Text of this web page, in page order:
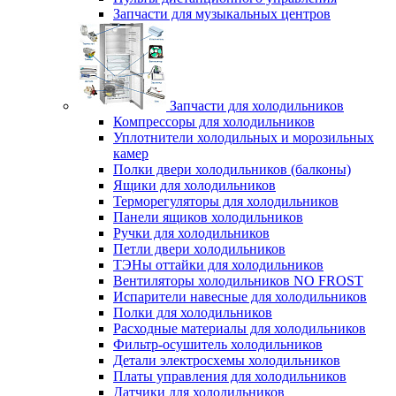
Запчасти для музыкальных центров
Запчасти для холодильников
Компрессоры для холодильников
Уплотнители холодильных и морозильных
камер
Полки двери холодильников (балконы)
Ящики для холодильников
Терморегуляторы для холодильников
Панели ящиков холодильников
Ручки для холодильников
Петли двери холодильников
ТЭНы оттайки для холодильников
Вентиляторы холодильников NO FROST
Испарители навесные для холодильников
Полки для холодильников
Расходные материалы для холодильников
Фильтр-осушитель холодильников
Детали электросхемы холодильников
Платы управления для холодильников
Датчики для холодильников